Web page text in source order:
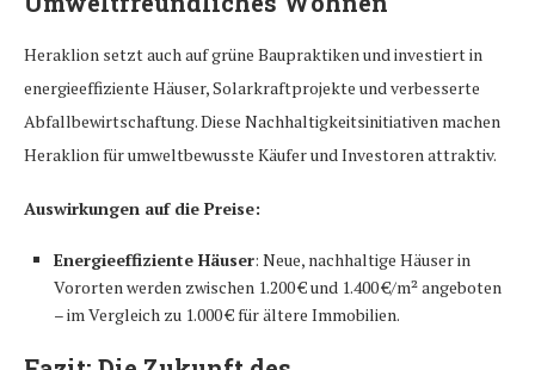
Heraklion setzt auch auf grüne Baupraktiken und investiert in
energieeffiziente Häuser, Solarkraftprojekte und verbesserte
Abfallbewirtschaftung. Diese Nachhaltigkeitsinitiativen machen
Heraklion für umweltbewusste Käufer und Investoren attraktiv.
Auswirkungen auf die Preise:
Energieeffiziente Häuser: Neue, nachhaltige Häuser in
Vororten werden zwischen 1.200 € und 1.400 €/m² angeboten
– im Vergleich zu 1.000 € für ältere Immobilien.